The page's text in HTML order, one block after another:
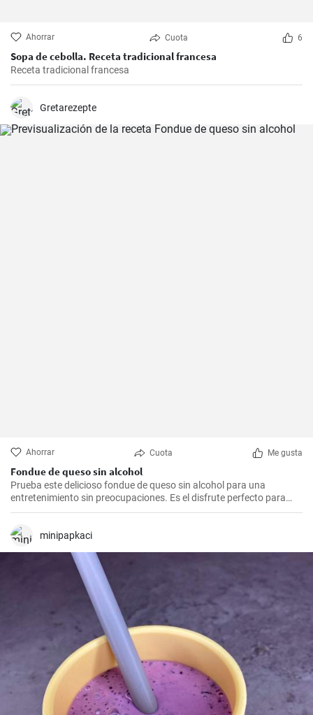
Ahorrar Cuota 6
Sopa de cebolla. Receta tradicional francesa
Receta tradicional francesa
Gretarezepte
Ahorrar Cuota Me gusta
Fondue de queso sin alcohol
Prueba este delicioso fondue de queso sin alcohol para una
entretenimiento sin preocupaciones. Es el disfrute perfecto para
una noche acogedora con amigos y familiares. Sírvelo con tus
frutas para una experiencia culinaria inolvidable.
minipapkaci